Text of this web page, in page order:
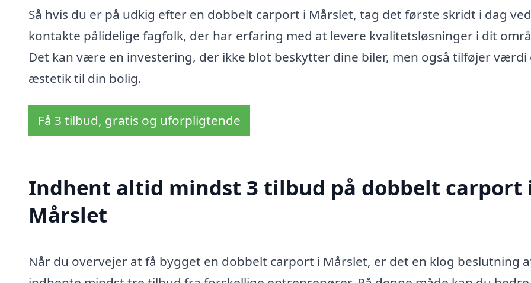
Så hvis du er på udkig efter en dobbelt carport i Mårslet, tag det første skridt i dag
kontakte pålidelige fagfolk, der har erfaring med at levere kvalitetsløsninger i dit
Det kan være en investering, der ikke blot beskytter dine biler, men også tilføjer værdi
æstetik til din bolig.
Få 3 tilbud, gratis og uforpligtende
Indhent altid mindst 3 tilbud på dobbelt carport
Mårslet
Når du overvejer at få bygget en dobbelt carport i Mårslet, er det en klog beslutning